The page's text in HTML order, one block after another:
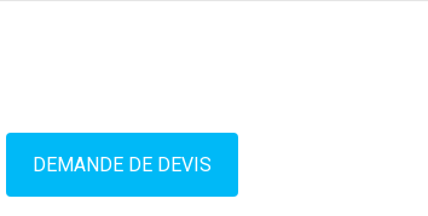
DEMANDE DE DEVIS